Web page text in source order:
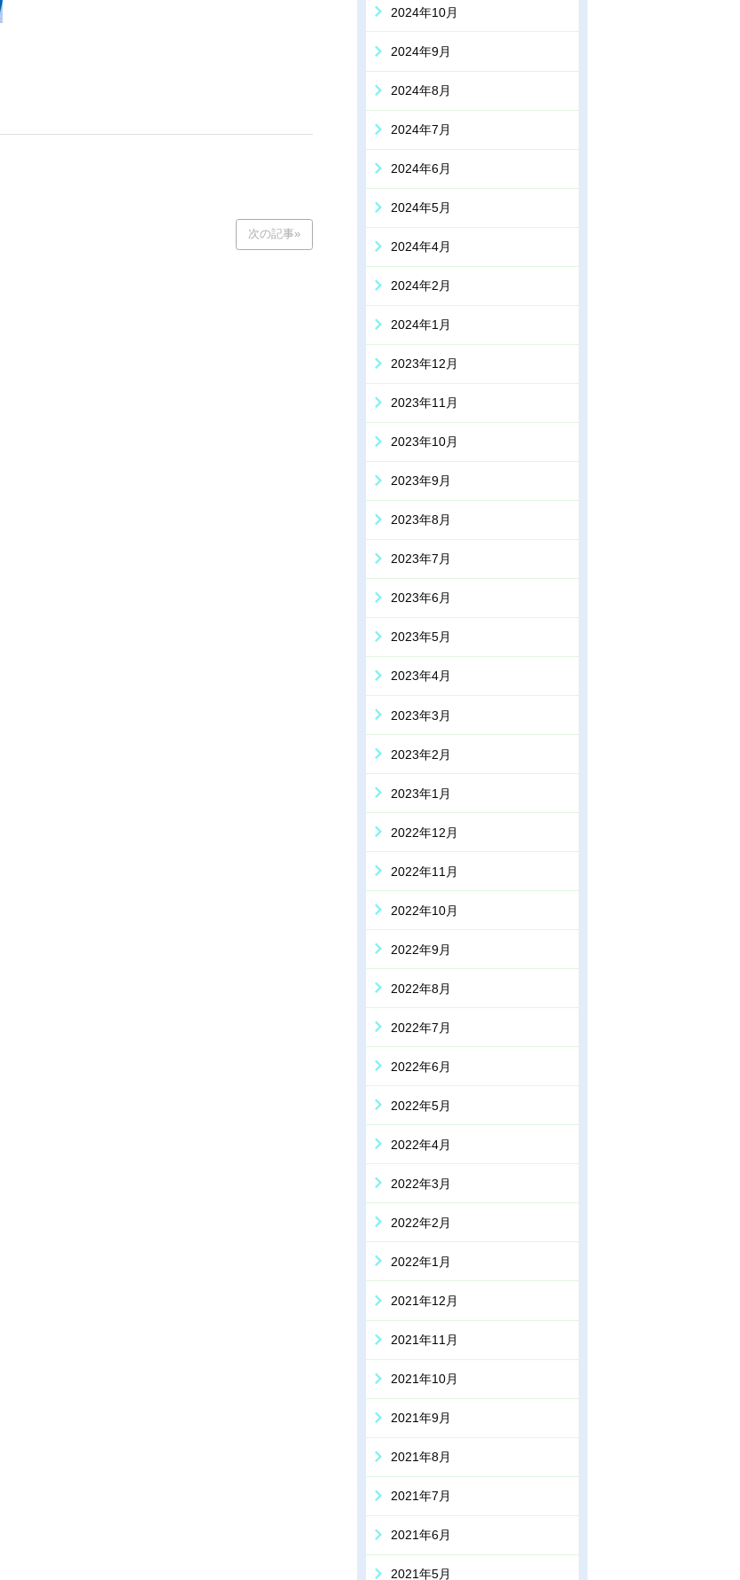
次の記事»
2024年10月
2024年9月
2024年8月
2024年7月
2024年6月
2024年5月
2024年4月
2024年2月
2024年1月
2023年12月
2023年11月
2023年10月
2023年9月
2023年8月
2023年7月
2023年6月
2023年5月
2023年4月
2023年3月
2023年2月
2023年1月
2022年12月
2022年11月
2022年10月
2022年9月
2022年8月
2022年7月
2022年6月
2022年5月
2022年4月
2022年3月
2022年2月
2022年1月
2021年12月
2021年11月
2021年10月
2021年9月
2021年8月
2021年7月
2021年6月
2021年5月